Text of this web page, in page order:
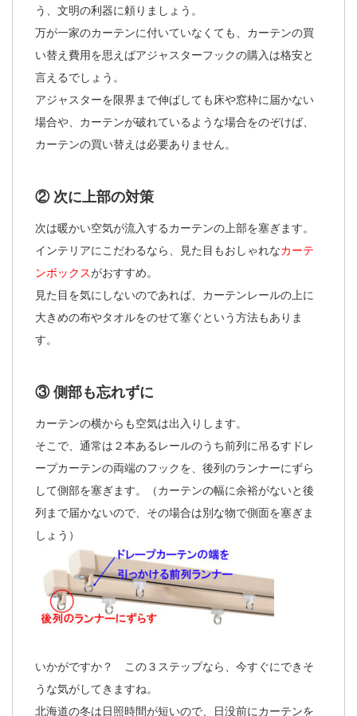
う、文明の利器に頼りましょう。
万が一家のカーテンに付いていなくても、カーテンの買
い替え費用を思えばアジャスターフックの購入は格安と
言えるでしょう。
アジャスターを限界まで伸ばしても床や窓枠に届かない
場合や、カーテンが破れているような場合をのぞけば、
カーテンの買い替えは必要ありません。
② 次に上部の対策
次は暖かい空気が流入するカーテンの上部を塞ぎます。
インテリアにこだわるなら、見た目もおしゃれなカーテ
ンボックスがおすすめ。
見た目を気にしないのであれば、カーテンレールの上に
大きめの布やタオルをのせて塞ぐという方法もありま
す。
③ 側部も忘れずに
カーテンの横からも空気は出入りします。
そこで、通常は２本あるレールのうち前列に吊るすドレ
ープカーテンの両端のフックを、後列のランナーにずら
して側部を塞ぎます。（カーテンの幅に余裕がないと後
列まで届かないので、その場合は別な物で側面を塞ぎま
しょう）
いかがですか？ この３ステップなら、今すぐにできそ
うな気がしてきますね。
北海道の冬は日照時間が短いので、日没前にカーテンを